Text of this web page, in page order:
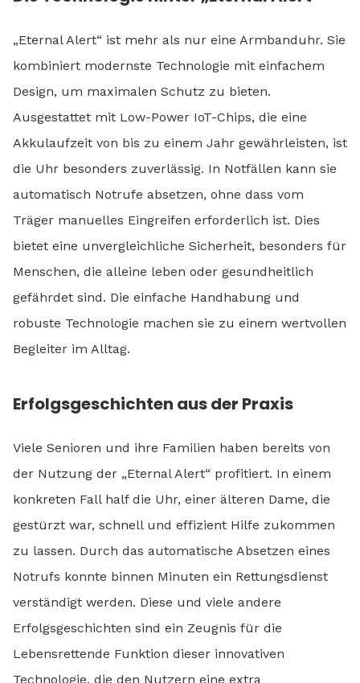
„Eternal Alert“ ist mehr als nur eine Armbanduhr. Sie
kombiniert modernste Technologie mit einfachem
Design, um maximalen Schutz zu bieten.
Ausgestattet mit Low-Power IoT-Chips, die eine
Akkulaufzeit von bis zu einem Jahr gewährleisten, ist
die Uhr besonders zuverlässig. In Notfällen kann sie
automatisch Notrufe absetzen, ohne dass vom
Träger manuelles Eingreifen erforderlich ist. Dies
bietet eine unvergleichliche Sicherheit, besonders für
Menschen, die alleine leben oder gesundheitlich
gefährdet sind. Die einfache Handhabung und
robuste Technologie machen sie zu einem wertvollen
Begleiter im Alltag.
Erfolgsgeschichten aus der Praxis
Viele Senioren und ihre Familien haben bereits von
der Nutzung der „Eternal Alert“ profitiert. In einem
konkreten Fall half die Uhr, einer älteren Dame, die
gestürzt war, schnell und effizient Hilfe zukommen
zu lassen. Durch das automatische Absetzen eines
Notrufs konnte binnen Minuten ein Rettungsdienst
verständigt werden. Diese und viele andere
Erfolgsgeschichten sind ein Zeugnis für die
Lebensrettende Funktion dieser innovativen
Technologie, die den Nutzern eine extra